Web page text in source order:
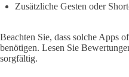
Zusätzliche Gesten oder
Beachten Sie, dass solche Apps
benötigen. Lesen Sie
sorgfältig.